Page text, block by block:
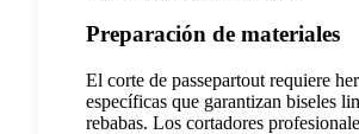
Preparación de materiales
El corte de passepartout requiere
específicas que garantizan biseles
rebabas. Los cortadores